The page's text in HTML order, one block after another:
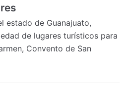
estado de Guanajuato,
de lugares turísticos para
Convento de San